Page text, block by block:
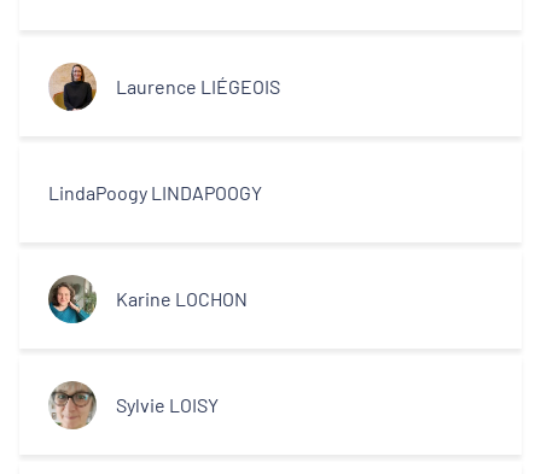
Laurence LIÉGEOIS
LindaPoogy LINDAPOOGY
Karine LOCHON
Sylvie LOISY